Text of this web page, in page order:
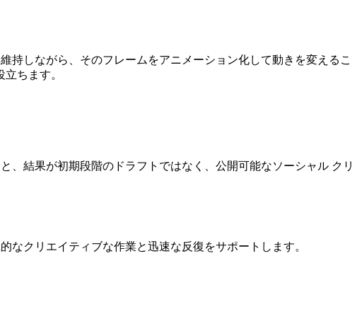
持しながら、そのフレームをアニメーション化して動きを変えるこ
ちます。
結果が初期段階のドラフトではなく、公開可能なソーシャル クリ
クリエイティブな作業と迅速な反復をサポートします。